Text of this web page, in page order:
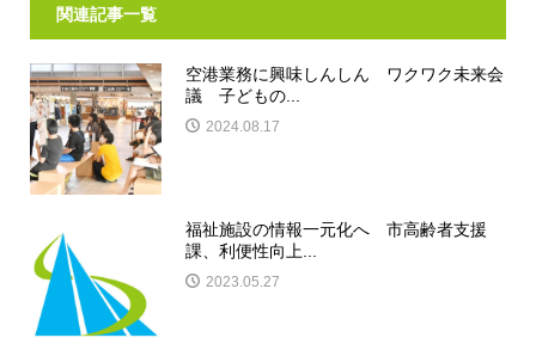
関連記事一覧
空港業務に興味しんしん ワクワク未来会
議 子どもの...
2024.08.17
福祉施設の情報一元化へ 市高齢者支援
課、利便性向上...
2023.05.27